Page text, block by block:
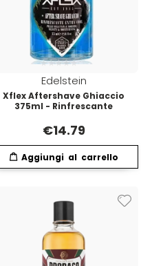
reBond
Redken
Refectocil
Refresh
Renee Blanche
Edelstein
Xflex Aftershave Ghiaccio
375ml - Rinfrescante
€14.79